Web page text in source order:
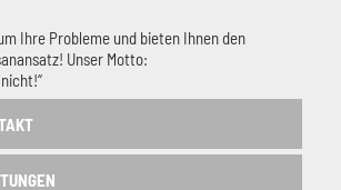
Ihre Probleme und bieten Ihnen den
Unser Motto: